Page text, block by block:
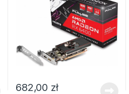
682,00 zł